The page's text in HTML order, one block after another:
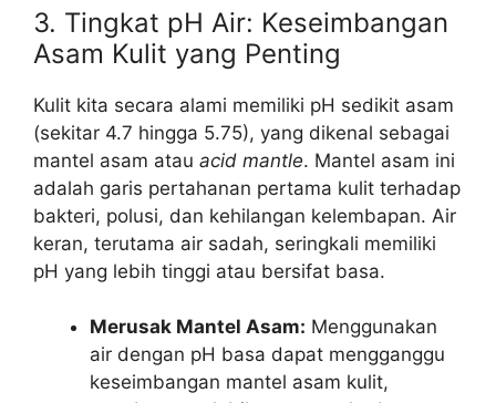
3. Tingkat pH Air: Keseimbangan
Asam Kulit yang Penting
Kulit kita secara alami memiliki pH sedikit asam
(sekitar 4.7 hingga 5.75), yang dikenal sebagai
mantel asam atau acid mantle. Mantel asam ini
adalah garis pertahanan pertama kulit terhadap
bakteri, polusi, dan kehilangan kelembapan. Air
keran, terutama air sadah, seringkali memiliki
pH yang lebih tinggi atau bersifat basa.
Merusak Mantel Asam: Menggunakan
air dengan pH basa dapat mengganggu
keseimbangan mantel asam kulit,